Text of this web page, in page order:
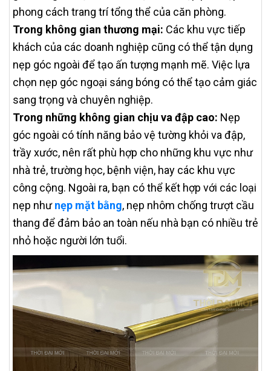
phong cách trang trí tổng thể của căn phòng.
Trong không gian thương mại: Các khu vực tiếp
khách của các doanh nghiệp cũng có thể tận dụng
nẹp góc ngoài để tạo ấn tượng mạnh mẽ. Việc lựa
chọn nẹp góc ngoại sáng bóng có thể tạo cảm giác
sang trọng và chuyên nghiệp.
Trong những không gian chịu va đập cao: Nẹp
góc ngoài có tính năng bảo vệ tường khỏi va đập,
trầy xước, nên rất phù hợp cho những khu vực như
nhà trẻ, trường học, bệnh viện, hay các khu vực
công cộng. Ngoài ra, bạn có thể kết hợp với các loại
nẹp nhưnẹp mặt bằng, nẹp nhôm chống trượt cầu
thang để đảm bảo an toàn nếu nhà bạn có nhiều trẻ
nhỏ hoặc người lớn tuổi.